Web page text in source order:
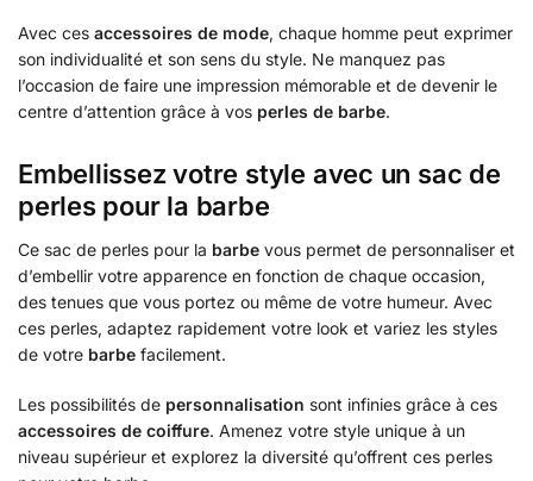
Avec ces accessoires de mode, chaque homme peut exprimer
son individualité et son sens du style. Ne manquez pas
l’occasion de faire une impression mémorable et de devenir le
centre d’attention grâce à vos perles de barbe.
Embellissez votre style avec un sac de
perles pour la barbe
Ce sac de perles pour la barbe vous permet de personnaliser et
d’embellir votre apparence en fonction de chaque occasion,
des tenues que vous portez ou même de votre humeur. Avec
ces perles, adaptez rapidement votre look et variez les styles
de votre barbe facilement.
Les possibilités de personnalisation sont infinies grâce à ces
accessoires de coiffure. Amenez votre style unique à un
niveau supérieur et explorez la diversité qu’offrent ces perles